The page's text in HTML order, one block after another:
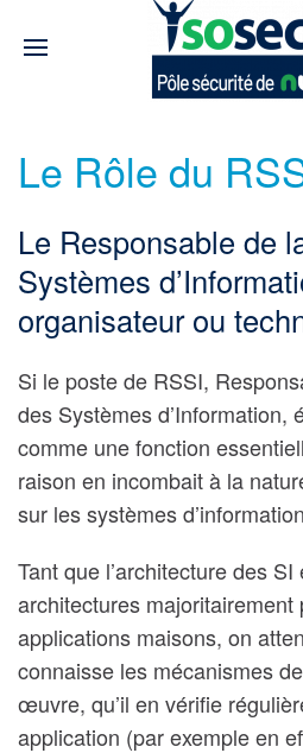
Le Rôle du
Le Responsable de
Systèmes
organisateur ou
Si le poste de RSSI,
des Systèmes d’Information,
comme une fonction
raison en incombait à la
sur les systèmes
Tant que l’architecture des
architectures
applications maisons, on
connaisse les mécanismes
œuvre, qu’il en vérifie
application (par exemple en